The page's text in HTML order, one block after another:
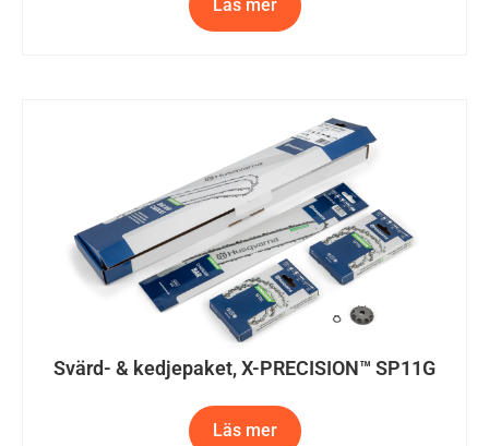
Läs mer
Svärd- & kedjepaket, X-PRECISION™ SP11G
Läs mer